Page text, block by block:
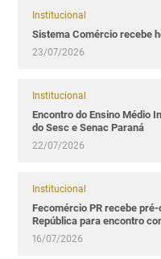
Institucional
Sistema Comércio recebe
23/07/2026
Institucional
Encontro do Ensino Médio
do Sesc e Senac Paraná
22/07/2026
Institucional
Fecomércio PR recebe
República para encontro
16/07/2026